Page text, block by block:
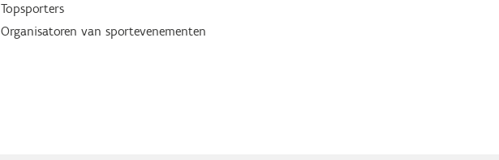
Topsporters
Organisatoren van sportevenementen